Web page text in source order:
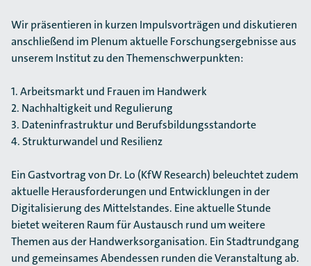
Wir präsentieren in kurzen Impulsvorträgen und diskutieren
anschließend im Plenum aktuelle Forschungsergebnisse aus
unserem Institut zu den Themenschwerpunkten:
1. Arbeitsmarkt und Frauen im Handwerk
2. Nachhaltigkeit und Regulierung
3. Dateninfrastruktur und Berufsbildungsstandorte
4. Strukturwandel und Resilienz
Ein Gastvortrag von Dr. Lo (KfW Research) beleuchtet zudem
aktuelle Herausforderungen und Entwicklungen in der
Digitalisierung des Mittelstandes. Eine aktuelle Stunde
bietet weiteren Raum für Austausch rund um weitere
Themen aus der Handwerksorganisation. Ein Stadtrundgang
und gemeinsames Abendessen runden die Veranstaltung ab.